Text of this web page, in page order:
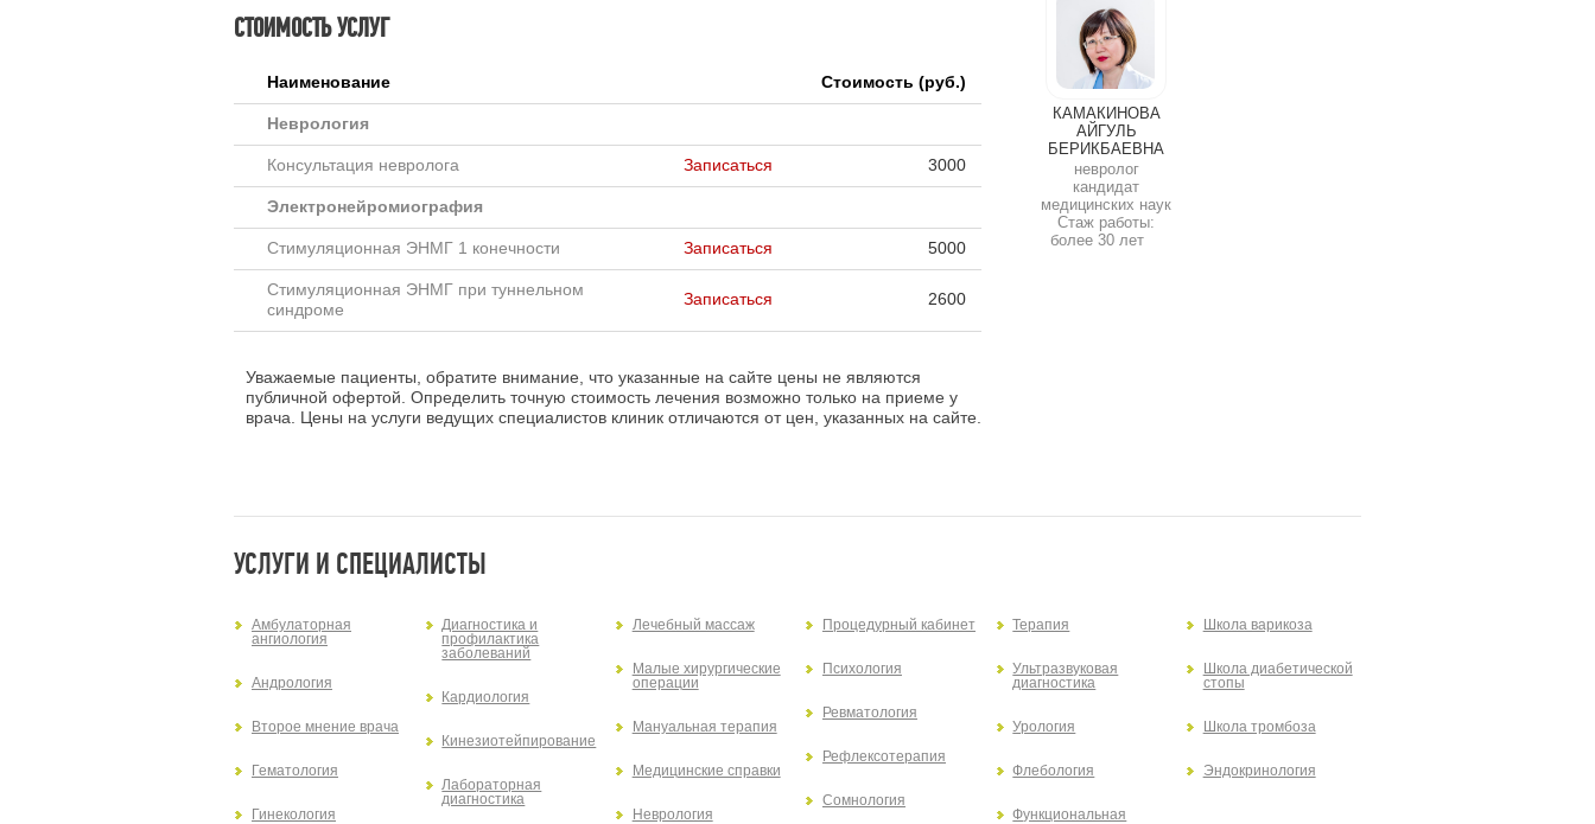
СТОИМОСТЬ УСЛУГ
Наименование Стоимость (руб.)
Неврология
Консультация невролога Записаться 3000
Электронейромиография
Стимуляционная ЭНМГ 1 конечности Записаться 5000
Стимуляционная ЭНМГ при туннельном
синдроме
Записаться 2600
Уважаемые пациенты, обратите внимание, что указанные на сайте цены не являются
публичной офертой. Определить точную стоимость лечения возможно только на приеме у
врача. Цены на услуги ведущих специалистов клиник отличаются от цен, указанных на сайте.
КАМАКИНОВА
АЙГУЛЬ
БЕРИКБАЕВНА
невролог
кандидат
медицинских наук
Стаж работы:
более 30 лет
УСЛУГИ И СПЕЦИАЛИСТЫ
Амбулаторная
ангиология
Андрология
Второе мнение врача
Гематология
Гинекология
Диагностика и
профилактика
заболеваний
Кардиология
Кинезиотейпирование
Лабораторная
диагностика
Лечебный массаж
Малые хирургические
операции
Мануальная терапия
Медицинские справки
Неврология
Процедурный кабинет
Психология
Ревматология
Рефлексотерапия
Сомнология
Терапия
Ультразвуковая
диагностика
Урология
Флебология
Функциональная
Школа варикоза
Школа диабетической
стопы
Школа тромбоза
Эндокринология